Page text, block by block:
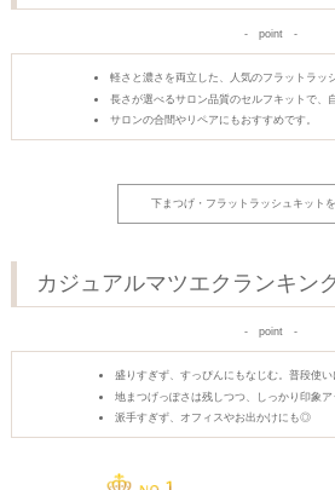
point
軽さと濃さを両立した、人気のフラットラッ
長さが選べるサロン品質のセルフキットで、
サロンの合間やリペアにもおすすめです。
下まつげ・フラットラッシュキット
カジュアルマツエクランキン
point
盛りすぎず、すっぴんにもなじむ。普段使
地まつげっぽさは残しつつ、しっかり印象ア
派手すぎず、オフィスやお出かけにも◎